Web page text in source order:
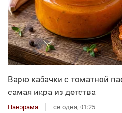
Варю кабачки с томатной
самая икра из детства
Панорама сегодня, 01:25